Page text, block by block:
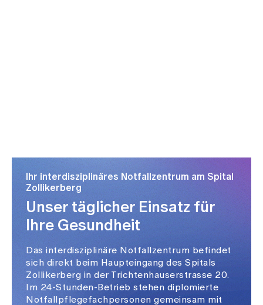
Ihr interdisziplinäres Notfallzentrum am Spital
Zollikerberg
Unser täglicher Einsatz für
Ihre Gesundheit
Das interdisziplinäre Notfallzentrum befindet
sich direkt beim Haupteingang des Spitals
Zollikerberg in der Trichtenhauserstrasse 20.
Im 24-Stunden-Betrieb stehen diplomierte
Notfallpflegefachpersonen gemeinsam mit